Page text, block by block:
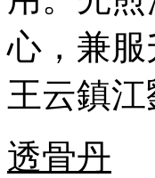
心，兼
王云鎮江
透骨丹